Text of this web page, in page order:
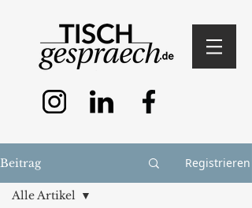
Beitrag Registrieren
Alle Artikel